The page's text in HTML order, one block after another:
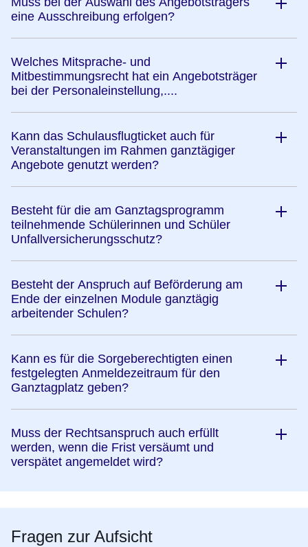
eine Ausschreibung erfolgen?
Welches Mitsprache- und
Mitbestimmungsrecht hat ein Angebotsträger
bei der Personaleinstellung,....
Kann das Schulausflugticket auch für
Veranstaltungen im Rahmen ganztägiger
Angebote genutzt werden?
Besteht für die am Ganztagsprogramm
teilnehmende Schülerinnen und Schüler
Unfallversicherungsschutz?
Besteht der Anspruch auf Beförderung am
Ende der einzelnen Module ganztägig
arbeitender Schulen?
Kann es für die Sorgeberechtigten einen
festgelegten Anmeldezeitraum für den
Ganztagplatz geben?
Muss der Rechtsanspruch auch erfüllt
werden, wenn die Frist versäumt und
verspätet angemeldet wird?
Fragen zur Aufsicht